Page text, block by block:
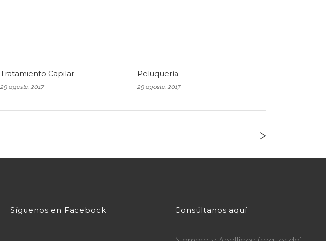
Tratamiento Capilar
29 agosto, 2017
Peluquería
29 agosto, 2017
>
Síguenos en Facebook Consúltanos aquí